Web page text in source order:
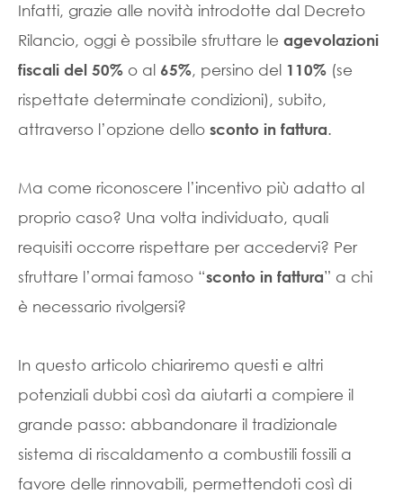
Infatti, grazie alle novità introdotte dal Decreto
Rilancio, oggi è possibile sfruttare le agevolazioni
fiscali del 50% o al 65%, persino del 110% (se
rispettate determinate condizioni), subito,
attraverso l’opzione dello sconto in fattura.
Ma come riconoscere l’incentivo più adatto al
proprio caso? Una volta individuato, quali
requisiti occorre rispettare per accedervi? Per
sfruttare l’ormai famoso “sconto in fattura” a chi
è necessario rivolgersi?
In questo articolo chiariremo questi e altri
potenziali dubbi così da aiutarti a compiere il
grande passo: abbandonare il tradizionale
sistema di riscaldamento a combustili fossili a
favore delle rinnovabili, permettendoti così di